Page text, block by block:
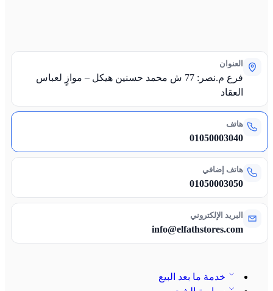
العنوان
فرع م.نصر: 77 ش محمد حسنين هيكل – موازٍ لعباس
العقاد
هاتف
01050003040
هاتف إضافي
01050003050
البريد الإلكتروني
info@elfathstores.com
خدمة ما بعد البيع